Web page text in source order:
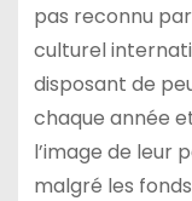
pas reconnu
culturel
disposant de
chaque année
l’image de leur
malgré les